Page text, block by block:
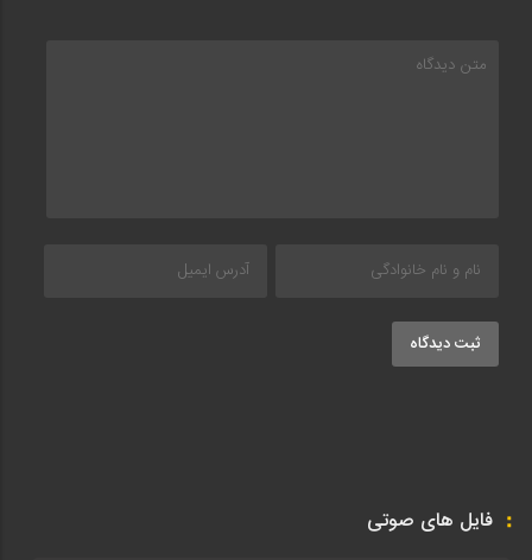
ثبت دیدگاه
فایل های صوتی